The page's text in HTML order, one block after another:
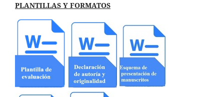
PLANTILLAS Y FORMATOS